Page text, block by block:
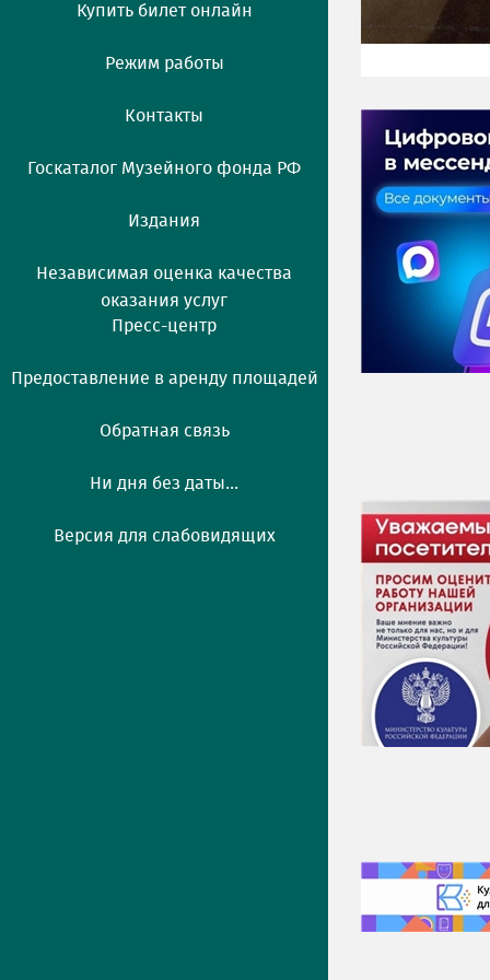
Купить билет онлайн
Режим работы
Контакты
Госкаталог Музейного фонда РФ
Издания
Независимая оценка качества
оказания услуг
Пресс-центр
Предоставление в аренду площадей
Обратная связь
Ни дня без даты...
Версия для слабовидящих